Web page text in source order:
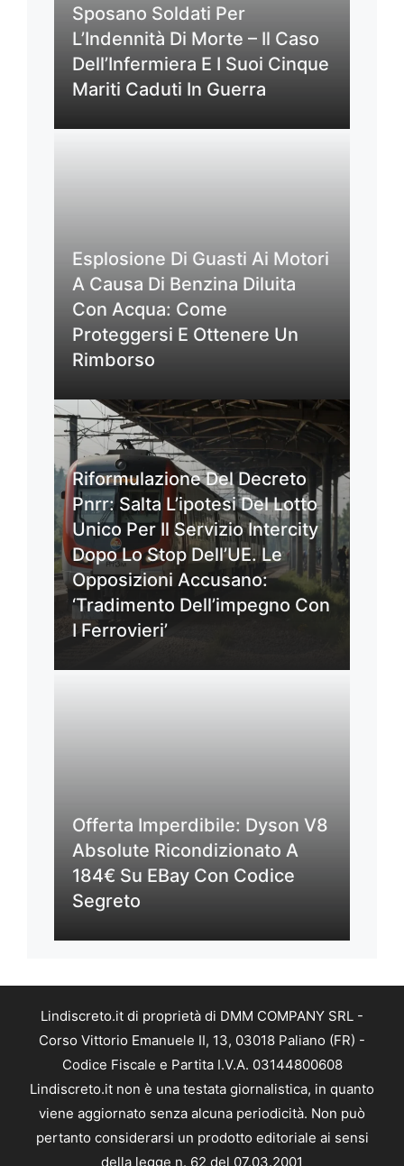
Sposano Soldati Per
L’Indennità Di Morte – Il Caso
Dell’Infermiera E I Suoi Cinque
Mariti Caduti In Guerra
Esplosione Di Guasti Ai Motori
A Causa Di Benzina Diluita
Con Acqua: Come
Proteggersi E Ottenere Un
Rimborso
Riformulazione Del Decreto
Pnrr: Salta L’ipotesi Del Lotto
Unico Per Il Servizio Intercity
Dopo Lo Stop Dell’UE. Le
Opposizioni Accusano:
‘Tradimento Dell’impegno Con
I Ferrovieri’
Offerta Imperdibile: Dyson V8
Absolute Ricondizionato A
184€ Su EBay Con Codice
Segreto
Lindiscreto.it di proprietà di DMM COMPANY SRL -
Corso Vittorio Emanuele II, 13, 03018 Paliano (FR) -
Codice Fiscale e Partita I.V.A. 03144800608
Lindiscreto.it non è una testata giornalistica, in quanto
viene aggiornato senza alcuna periodicità. Non può
pertanto considerarsi un prodotto editoriale ai sensi
della legge n. 62 del 07.03.2001